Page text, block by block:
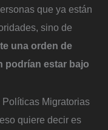
que ya están
sino de
una orden de
podrían estar bajo
Migratorias
quiere decir es